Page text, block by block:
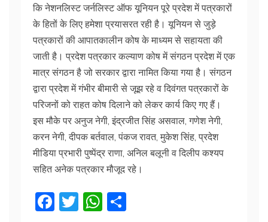
कि नेशनलिस्ट जर्नलिस्ट ऑफ यूनियन पूरे प्रदेश में पत्रकारों
के हितों के लिए हमेशा प्रयासरत रही है। यूनियन से जुड़े
पत्रकारों की आपातकालीन कोष के माध्यम से सहायता की
जाती है। प्रदेश पत्रकार कल्याण कोष में संगठन प्रदेश में एक
मात्र संगठन है जो सरकार द्वारा नामित किया गया है। संगठन
द्वारा प्रदेश में गंभीर बीमारी से जूझ रहे व दिवंगत पत्रकारों के
परिजनों को राहत कोष दिलाने को लेकर कार्य किए गए हैं।
इस मौके पर अनुज नेगी, इंद्रजीत सिंह असवाल, गणेश नेगी,
करन नेगी, दीपक बर्तवाल, पंकज रावत, मुकेश सिंह, प्रदेश
मीडिया प्रभारी पुष्पेंद्र राणा, अनिल बलूनी व दिलीप कश्यप
सहित अनेक पत्रकार मौजूद रहे।
F
T
W